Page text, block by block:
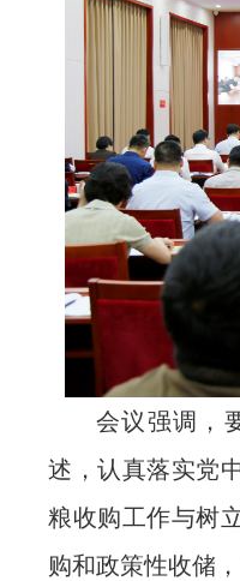
会议强调，
述，认真落实党
粮收购工作与树
购和政策性收储